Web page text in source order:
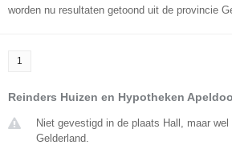
worden nu resultaten getoond uit de provincie
1
Reinders Huizen en Hypotheken
Niet gevestigd in de plaats Hall, maar
Gelderland.